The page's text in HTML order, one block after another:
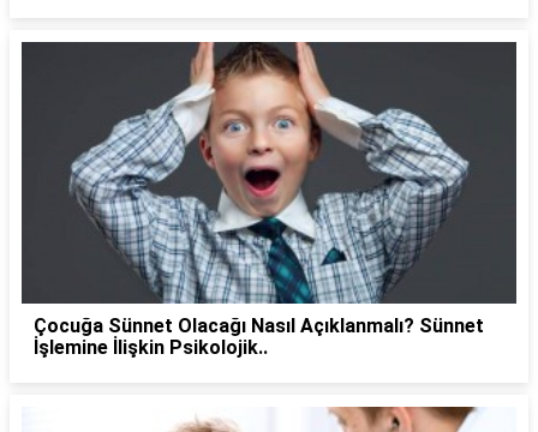
Çocuğa Sünnet Olacağı Nasıl Açıklanmalı? Sünnet
İşlemine İlişkin Psikolojik..